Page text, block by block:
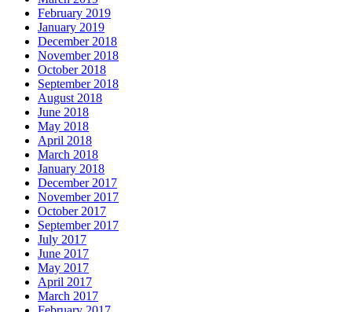
February 2019
January 2019
December 2018
November 2018
October 2018
September 2018
August 2018
June 2018
May 2018
April 2018
March 2018
January 2018
December 2017
November 2017
October 2017
September 2017
July 2017
June 2017
May 2017
April 2017
March 2017